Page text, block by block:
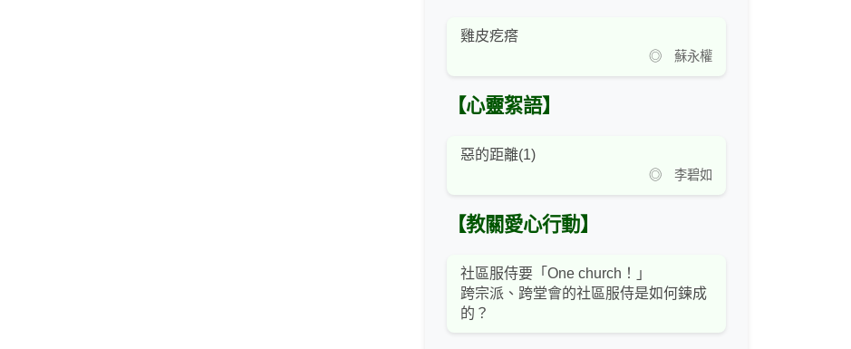
雞皮疙瘩
◎ 蘇永權
【心靈絮語】
惡的距離(1)
◎ 李碧如
【教關愛心行動】
社區服侍要「One church！」
跨宗派、跨堂會的社區服侍是如何鍊成
的？